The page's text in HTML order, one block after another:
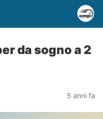
da sogno a 2
5 anni fa